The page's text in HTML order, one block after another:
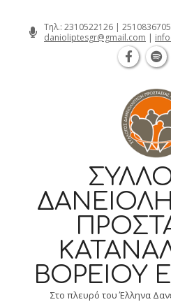
Τηλ.: 2310522126 | 2510836705
danioliptesgr@gmail.com |
ΒΟΡΕΊΟΥ
Στο πλευρό του Έλληνα